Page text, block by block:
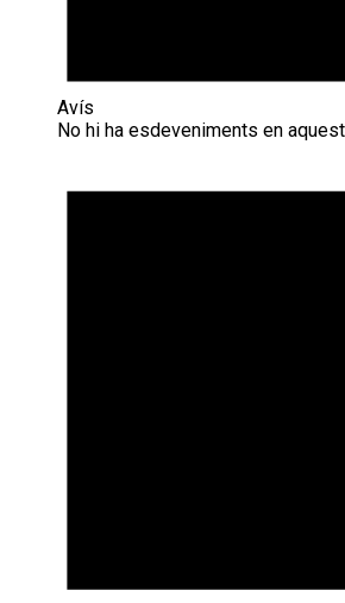
Avís
No hi ha esdeveniments en